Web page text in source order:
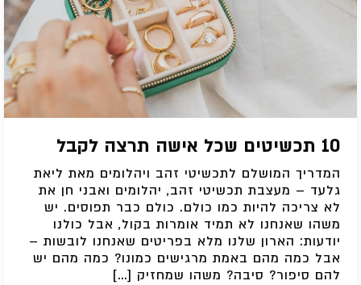
10 תכשיטים שכל אישה תרצה לקבל
המדריך המושלם לתכשיטי זהב ויהלומים מאת ליאת
גלעד – מעצבת תכשיטי זהב, יהלומים ואבני חן את
לא צריכה להיות כמו כולם. כולם כבר תפוסים. יש
משהו שאנחנו לא תמיד אומרות בקול, אבל כולנו
יודעות: הארון שלנו מלא בפריטים שאנחנו לובשות –
אבל כמה מהם באמת מרגישים כמונו? כמה מהם יש
להם סיפור? סיבה? משהו שמחזיק […]